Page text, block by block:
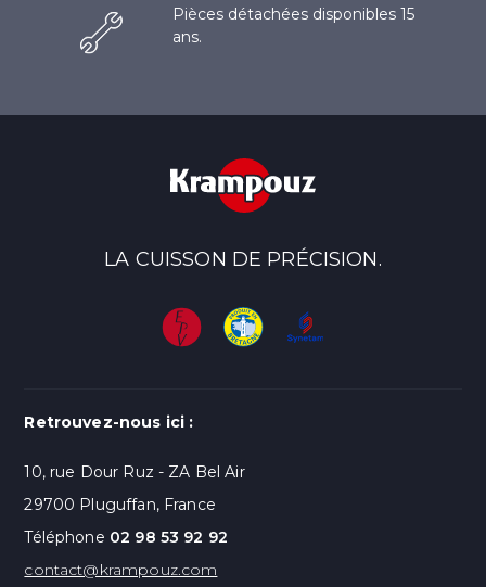
Pièces détachées disponibles 15
ans.
LA CUISSON DE PRÉCISION.
Retrouvez-nous ici :
10, rue Dour Ruz - ZA Bel Air
29700 Pluguffan, France
Téléphone 02 98 53 92 92
contact@krampouz.com